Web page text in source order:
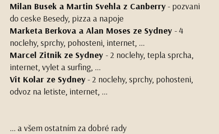
Milan Busek a Martin Svehla z Canberry- pozvani
do ceske Besedy, pizza a napoje
Marketa Berkova a Alan Moses ze Sydney - 4
noclehy, sprchy, pohosteni, internet, ...
Marcel Zitnik ze Sydney - 2 noclehy, tepla sprcha,
internet, vylet a surfing, ...
Vit Kolar ze Sydney- 2 noclehy, sprchy, pohosteni,
odvoz na letiste, internet, ...
... a všem ostatním za dobré rady